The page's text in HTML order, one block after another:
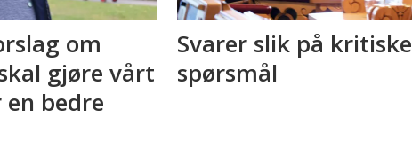
om
gjøre vårt
bedre
Svarer slik på kritiske
spørsmål